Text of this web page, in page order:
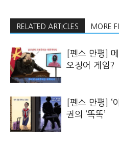
RELATED ARTICLES MORE
[펜스 만평]
오징어 게임?
[펜스 만평] ‘
권의 ‘똑똑’